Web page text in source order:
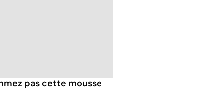
pas cette mousse